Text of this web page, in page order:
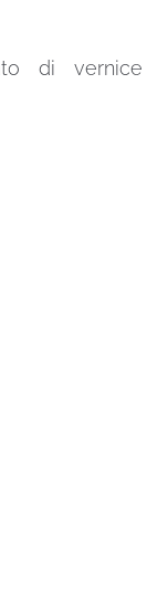
di vernice